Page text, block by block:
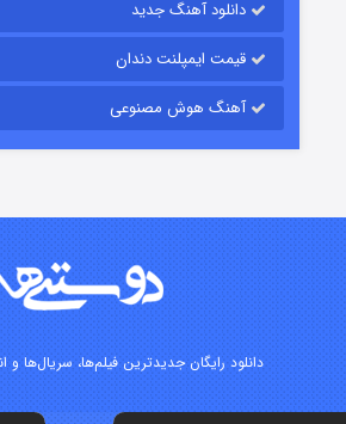
قسمت۷ (زیرنویس)
دانلود آهنگ جدید
قیمت ایمپلنت دندان
آهنگ هوش مصنوعی
دانلود رایگان جدیدترین فیلم‌ها، سریال‌ها